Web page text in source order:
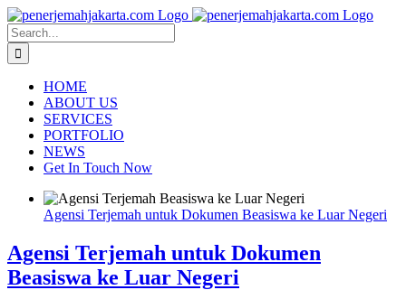
Skip
to
content
Search
for:
HOME
ABOUT US
SERVICES
PORTFOLIO
NEWS
Get In Touch Now
Agensi Terjemah untuk Dokumen Beasiswa ke Luar Negeri
Agensi Terjemah untuk Dokumen
Beasiswa ke Luar Negeri